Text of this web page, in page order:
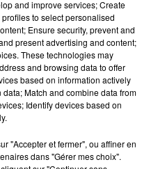
and improve services; Create
to select personalised
Ensure security, prevent and
present advertising and content;
These technologies may
and browsing data to offer
based on information actively
Match and combine data from
Identify devices based on
"Accepter et fermer", ou affiner en
dans "Gérer mes choix".